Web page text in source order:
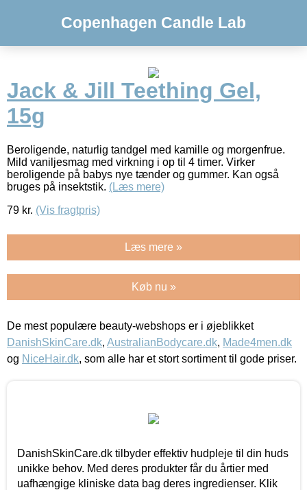
Copenhagen Candle Lab
Jack & Jill Teething Gel,
15g
Beroligende, naturlig tandgel med kamille og morgenfrue.
Mild vaniljesmag med virkning i op til 4 timer. Virker
beroligende på babys nye tænder og gummer. Kan også
bruges på insektstik. (Læs mere)
79 kr. (Vis fragtpris)
Læs mere »
Køb nu »
De mest populære beauty-webshops er i øjeblikket
DanishSkinCare.dk, AustralianBodycare.dk, Made4men.dk
og NiceHair.dk, som alle har et stort sortiment til gode priser.
DanishSkinCare.dk tilbyder effektiv hudpleje til din huds
unikke behov. Med deres produkter får du årtier med
uafhængige kliniske data bag deres ingredienser. Klik